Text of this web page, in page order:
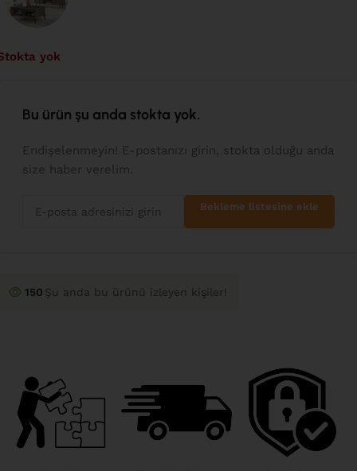
yok
Bu ürün şu anda stokta yok.
Endişelenmeyin! E-postanızı girin, stokta olduğu anda
size haber verelim.
Bekleme listesine ekle
150 Şu anda bu ürünü izleyen kişiler!